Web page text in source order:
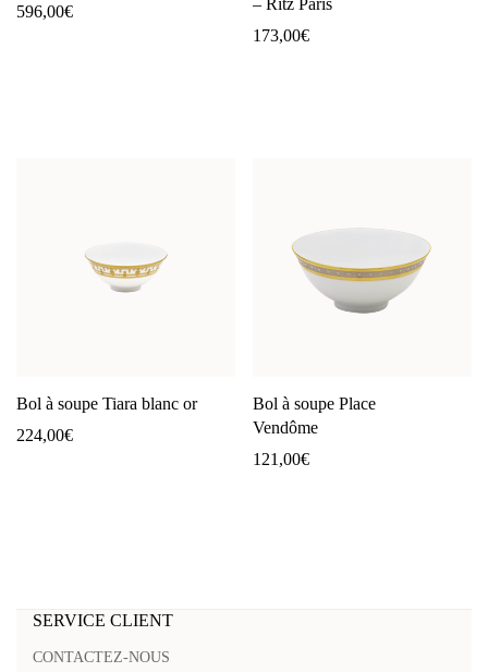
596,00€
– Ritz Paris
173,00€
Bol à soupe Tiara blanc or
224,00€
Bol à soupe Place
Vendôme
121,00€
SERVICE CLIENT
CONTACTEZ-NOUS